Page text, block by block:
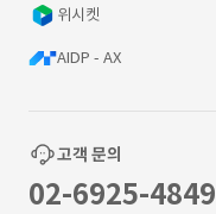
위시켓
AIDP - AX
고객 문의
02-6925-4849